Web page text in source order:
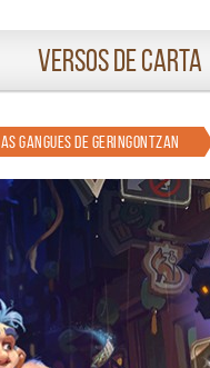
Versos de Carta
As Gangues de Geringontzan